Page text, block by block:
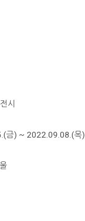
시
금) ~ 2022.09.08.(목)